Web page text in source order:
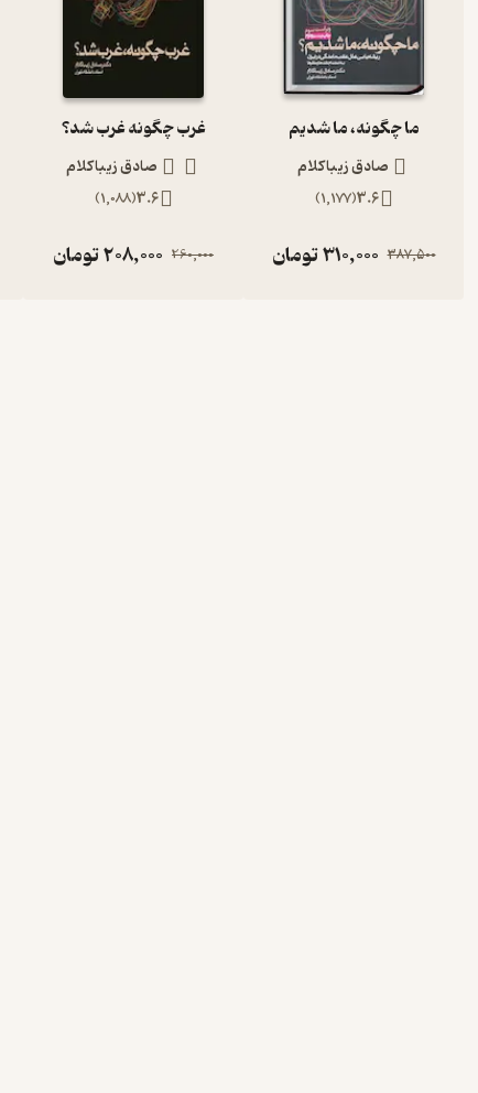
ما چگونه، ما شدیم
صادق زیباکلام
3.6
(
1,177
)
387,500
310,000تومان
غرب چگونه غرب شد؟
صادق زیباکلام
3.6
(
1,088
)
260,000
208,000تومان